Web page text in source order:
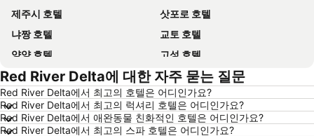
제주시 호텔
삿포로 호텔
냐짱 호텔
교토 호텔
양양 호텔
고성 호텔
대전 호텔
방콕 호텔
목포 호텔
포항 호텔
상하이 호텔
히로시마 호텔
Red River Delta에 대한 자주 묻는 질문
Red River Delta에서 최고의 호텔은 어디인가요?
Red River Delta에서 최고의 럭셔리 호텔은 어디인가요?
Red River Delta에서 애완동물 친화적인 호텔은 어디인가요?
Red River Delta에서 최고의 스파 호텔은 어디인가요?